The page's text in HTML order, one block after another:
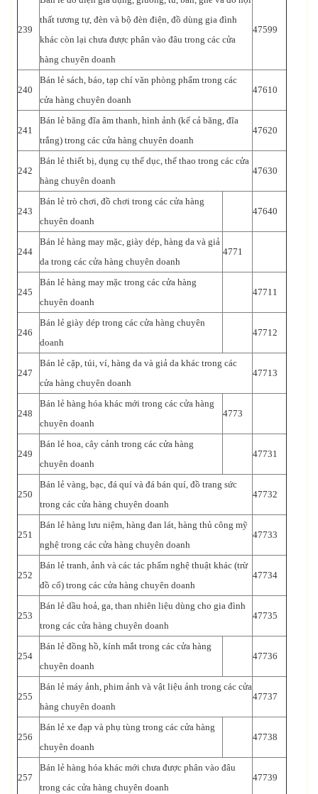
239
thất tương tự, đèn và bộ đèn điện, đồ dùng gia đình
khác còn lại chưa được phân vào đâu trong các cửa
hàng chuyên doanh
47599
240
Bán lẻ sách, báo, tạp chí văn phòng phẩm trong các
cửa hàng chuyên doanh
47610
241
Bán lẻ băng đĩa âm thanh, hình ảnh (kể cả băng, đĩa
trắng) trong các cửa hàng chuyên doanh
47620
242
Bán lẻ thiết bị, dụng cụ thể dục, thể thao trong các cửa
hàng chuyên doanh
47630
243
Bán lẻ trò chơi, đồ chơi trong các cửa hàng
chuyên doanh
47640
244
Bán lẻ hàng may mặc, giày dép, hàng da và giả
da trong các cửa hàng chuyên doanh
4771
245
Bán lẻ hàng may mặc trong các cửa hàng
chuyên doanh
47711
246
Bán lẻ giày dép trong các cửa hàng chuyên
doanh
47712
247
Bán lẻ cặp, túi, ví, hàng da và giả da khác trong các
cửa hàng chuyên doanh
47713
248
Bán lẻ hàng hóa khác mới trong các cửa hàng
chuyên doanh
4773
249
Bán lẻ hoa, cây cảnh trong các cửa hàng
chuyên doanh
47731
250
Bán lẻ vàng, bạc, đá quí và đá bán quí, đồ trang sức
trong các cửa hàng chuyên doanh
47732
251
Bán lẻ hàng lưu niệm, hàng đan lát, hàng thủ công mỹ
nghệ trong các cửa hàng chuyên doanh
47733
252
Bán lẻ tranh, ảnh và các tác phẩm nghệ thuật khác (trừ
đồ cổ) trong các cửa hàng chuyên doanh
47734
253
Bán lẻ dầu hoả, ga, than nhiên liệu dùng cho gia đình
trong các cửa hàng chuyên doanh
47735
254
Bán lẻ đồng hồ, kính mắt trong các cửa hàng
chuyên doanh
47736
255
Bán lẻ máy ảnh, phim ảnh và vật liệu ảnh trong các cửa
hàng chuyên doanh
47737
256
Bán lẻ xe đạp và phụ tùng trong các cửa hàng
chuyên doanh
47738
257
Bán lẻ hàng hóa khác mới chưa được phân vào đâu
trong các cửa hàng chuyên doanh
47739